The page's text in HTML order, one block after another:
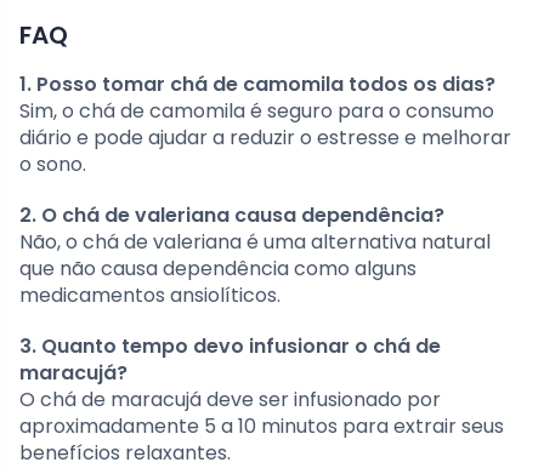
FAQ
1. Posso tomar chá de camomila todos os dias?
Sim, o chá de camomila é seguro para o consumo
diário e pode ajudar a reduzir o estresse e melhorar
o sono.
2. O chá de valeriana causa dependência?
Não, o chá de valeriana é uma alternativa natural
que não causa dependência como alguns
medicamentos ansiolíticos.
3. Quanto tempo devo infusionar o chá de
maracujá?
O chá de maracujá deve ser infusionado por
aproximadamente 5 a 10 minutos para extrair seus
benefícios relaxantes.